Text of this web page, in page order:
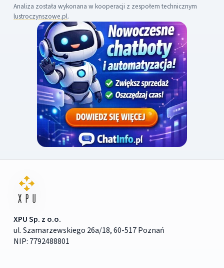
Analiza została wykonana w kooperacji z zespołem technicznym
lustroczynszowe.pl.
XPU Sp. z o.o.
ul. Szamarzewskiego 26a/18, 60-517 Poznań
NIP: 7792488801